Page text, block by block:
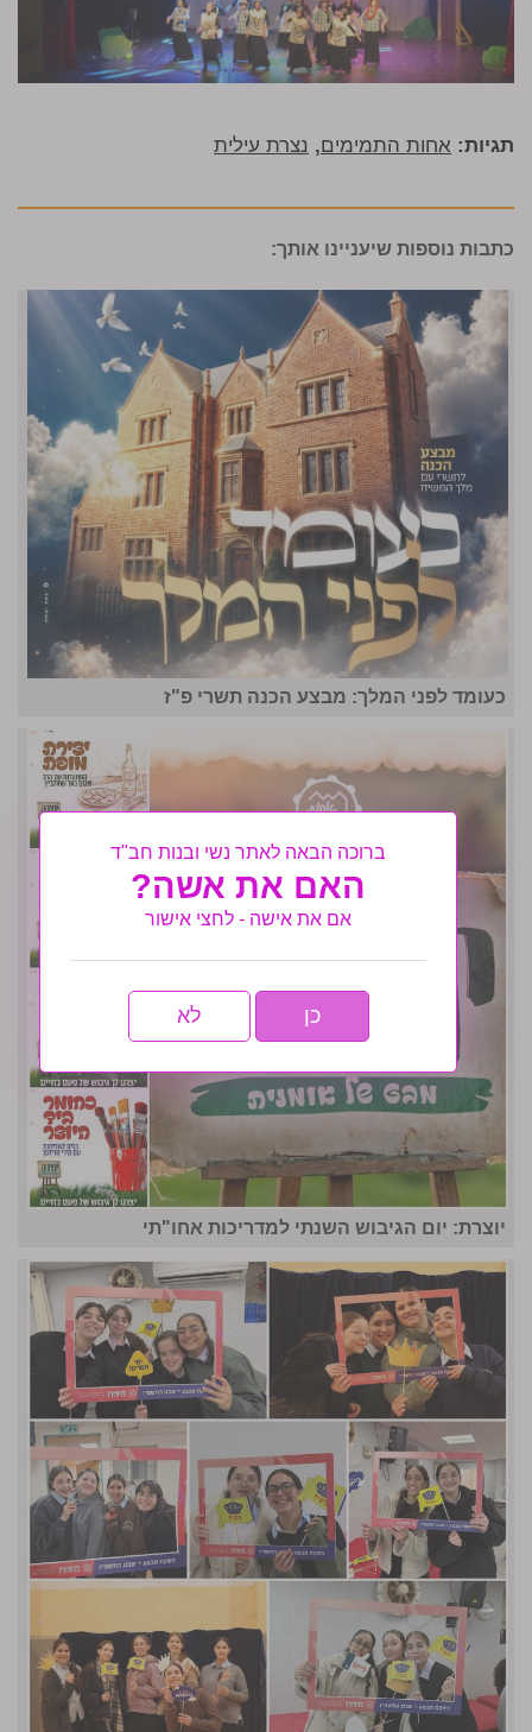
תגיות: אחות התמימים, נצרת עילית
כתבות נוספות שיעניינו אותך:
כעומד לפני המלך: מבצע הכנה תשרי פ"ז
יוצרת: יום הגיבוש השנתי למדריכות אחו"תי
ברוכה הבאה לאתר נשי ובנות חב"ד
האם את אשה?
אם את אישה - לחצי אישור
כן לא